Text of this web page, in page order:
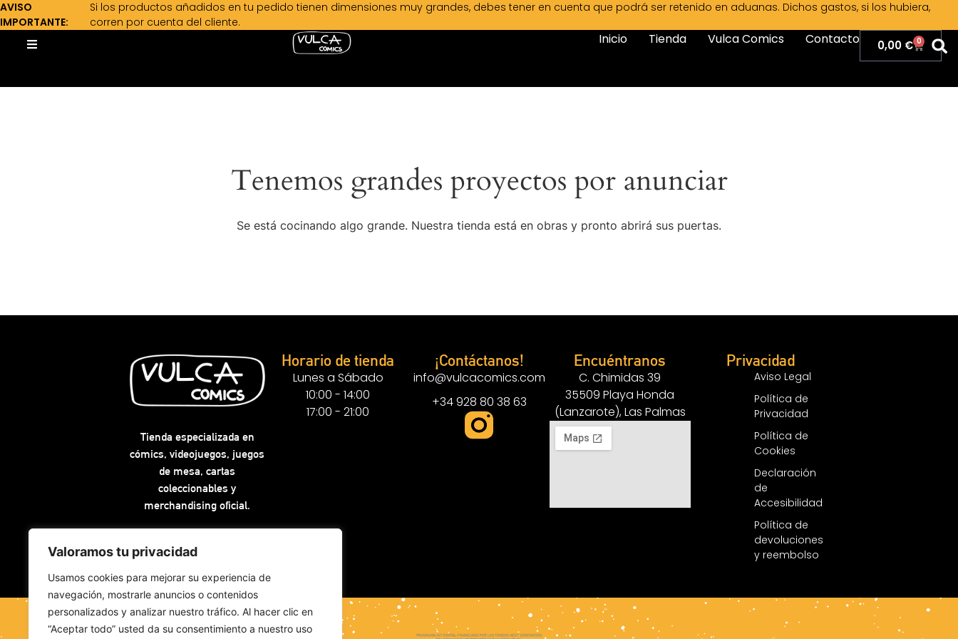
Valoramos tu privacidad
Usamos cookies para mejorar su experiencia de
navegación, mostrarle anuncios o contenidos
personalizados y analizar nuestro tráfico. Al hacer clic en
“Aceptar todo” usted da su consentimiento a nuestro uso
AVISO
IMPORTANTE:
Si los productos añadidos en tu pedido tienen dimensiones muy grandes, debes tener en cuenta que podrá ser retenido en aduanas. Dichos gastos, si los hubiera,
corren por cuenta del cliente.
Inicio Tienda Vulca Comics Contacto 0,00 € 0
Tenemos grandes proyectos por anunciar
Se está cocinando algo grande. Nuestra tienda está en obras y pronto abrirá sus puertas.
Tienda especializada en
cómics, videojuegos, juegos
de mesa, cartas
coleccionables y
merchandising oficial.
Horario de tienda
Lunes a Sábado
10:00 - 14:00
17:00 - 21:00
¡Contáctanos!
info@vulcacomics.com
+34 928 80 38 63
Encuéntranos
C. Chimidas 39
35509 Playa Honda
(Lanzarote), Las Palmas
Privacidad
Aviso Legal
Política de
Privacidad
Política de
Cookies
Declaración
de
Accesibilidad
Política de
devoluciones
y reembolso